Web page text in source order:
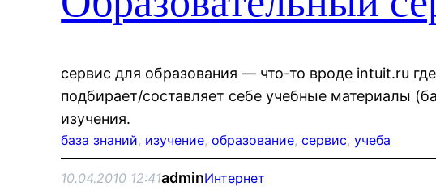
сервис для образования — что-то вроде intuit.ru
подбирает/составляет себе учебные материалы
изучения.
база знаний, изучение, образование, сервис, учеба
10.04.2010 12:41adminИнтернет